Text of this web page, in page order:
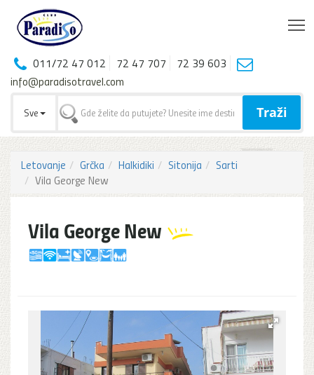
011/72 47 012 72 47 707
72 39 603
info@paradisotravel.com
Sve Traži
Letovanje Grčka Halkidiki Sitonija
Sarti
Vila George New
Vila George New